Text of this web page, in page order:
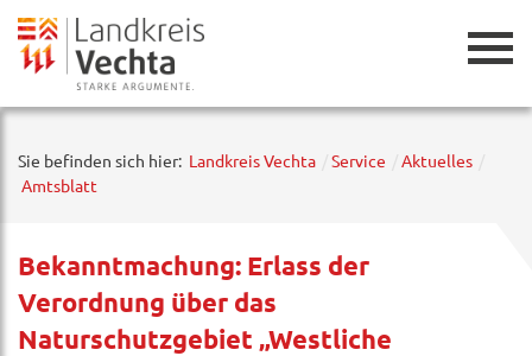
Sie befinden sich hier: Landkreis Vechta Service
Aktuelles
Amtsblatt
Bekanntmachung: Erlass der
Verordnung über das
Naturschutzgebiet „Westliche